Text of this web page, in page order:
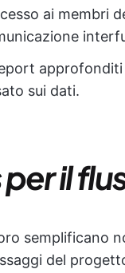
ai membri
sui dati.
il
semplificano
del